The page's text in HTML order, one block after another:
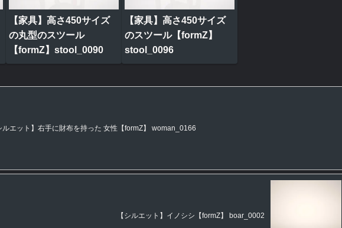
【家具】高さ450サイズ
の丸型のスツール
【formZ】stool_0090
【家具】高さ450サイズ
のスツール【formZ】
stool_0096
ルエット】右手に財布を持った 女性【formZ】 woman_0166
【シルエット】イノシシ【formZ】 boar_0002